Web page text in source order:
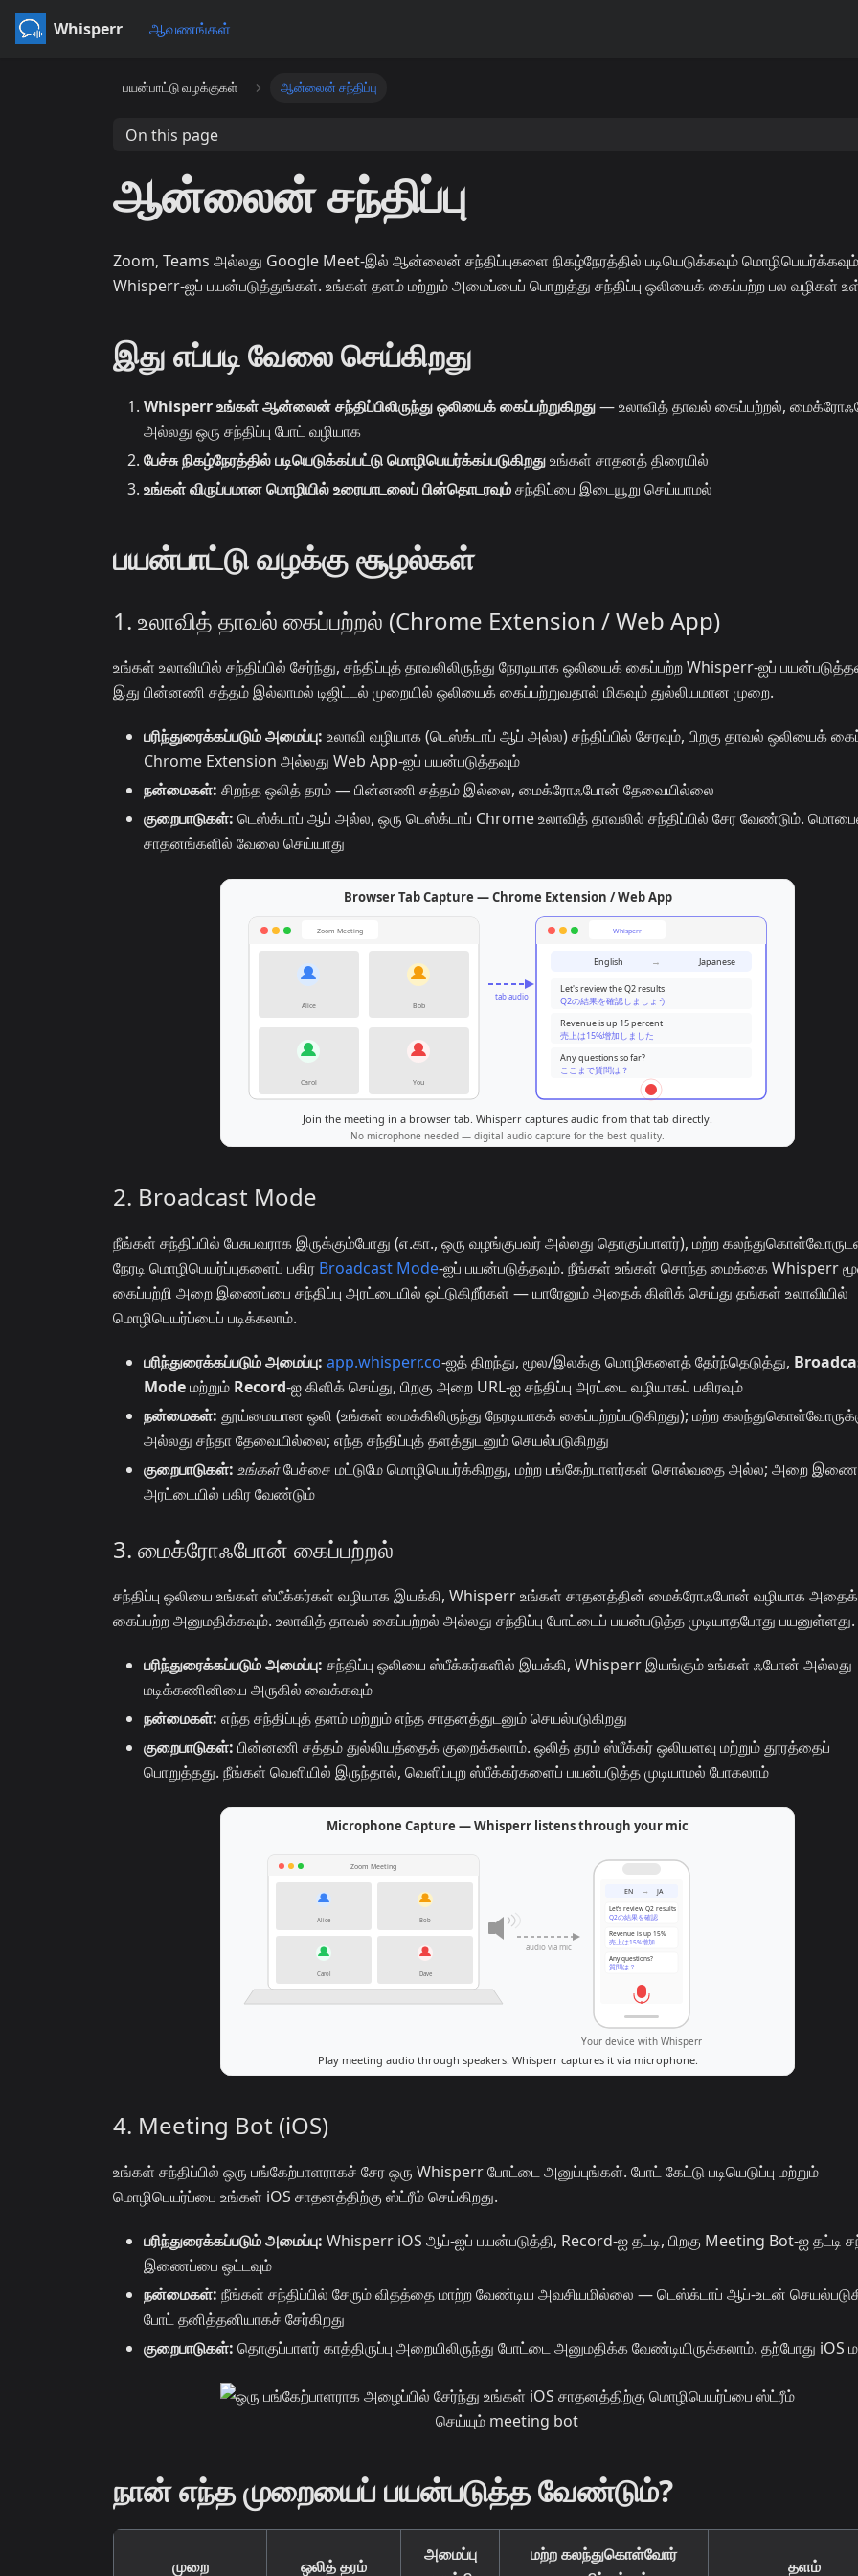
Whisperr ஆவணங்கள்
பயன்பாட்டு வழக்குகள் ஆன்லைன் சந்திப்பு
On this page
ஆன்லைன் சந்திப்பு
Zoom, Teams அல்லது Google Meet-இல் ஆன்லைன் சந்திப்புகளை நிகழ்நேரத்தில் படியெடுக்கவும் மொழிபெயர்க்கவும்
Whisperr-ஐப் பயன்படுத்துங்கள். உங்கள் தளம் மற்றும் அமைப்பைப் பொறுத்து சந்திப்பு ஒலியைக் கைப்பற்ற பல வழிகள்
இது எப்படி வேலை செய்கிறது
Whisperr உங்கள் ஆன்லைன் சந்திப்பிலிருந்து ஒலியைக் கைப்பற்றுகிறது— உலாவித் தாவல் கைப்பற்றல்,
அல்லது ஒரு சந்திப்பு போட் வழியாக
பேச்சு நிகழ்நேரத்தில் படியெடுக்கப்பட்டு மொழிபெயர்க்கப்படுகிறதுஉங்கள் சாதனத் திரையில்
உங்கள் விருப்பமான மொழியில் உரையாடலைப் பின்தொடரவும்சந்திப்பை இடையூறு செய்யாமல்
பயன்பாட்டு வழக்கு சூழல்கள்
1. உலாவித் தாவல் கைப்பற்றல் (Chrome Extension / Web App)
உங்கள் உலாவியில் சந்திப்பில் சேர்ந்து, சந்திப்புத் தாவலிலிருந்து நேரடியாக ஒலியைக் கைப்பற்ற Whisperr-ஐப்
இது பின்னணி சத்தம் இல்லாமல் டிஜிட்டல் முறையில் ஒலியைக் கைப்பற்றுவதால் மிகவும் துல்லியமான முறை.
பரிந்துரைக்கப்படும் அமைப்பு: உலாவி வழியாக (டெஸ்க்டாப் ஆப் அல்ல) சந்திப்பில் சேரவும், பிறகு தாவல் ஒலியைக்
Chrome Extension அல்லது Web App-ஐப் பயன்படுத்தவும்
நன்மைகள்: சிறந்த ஒலித் தரம் — பின்னணி சத்தம் இல்லை, மைக்ரோஃபோன் தேவையில்லை
குறைபாடுகள்: டெஸ்க்டாப் ஆப் அல்ல, ஒரு டெஸ்க்டாப் Chrome உலாவித் தாவலில் சந்திப்பில் சேர வேண்டும்.
சாதனங்களில் வேலை செய்யாது
2. Broadcast Mode
நீங்கள் சந்திப்பில் பேசுபவராக இருக்கும்போது (எ.கா., ஒரு வழங்குபவர் அல்லது தொகுப்பாளர்), மற்ற
நேரடி மொழிபெயர்ப்புகளைப் பகிர Broadcast Mode-ஐப் பயன்படுத்தவும். நீங்கள் உங்கள் சொந்த மைக்கை Whisperr
கைப்பற்றி அறை இணைப்பை சந்திப்பு அரட்டையில் ஒட்டுகிறீர்கள் — யாரேனும் அதைக் கிளிக் செய்து தங்கள் உலாவியில்
மொழிபெயர்ப்பைப் படிக்கலாம்.
பரிந்துரைக்கப்படும் அமைப்பு: app.whisperr.co-ஐத் திறந்து, மூல/இலக்கு மொழிகளைத் தேர்ந்தெடுத்து,
Modeமற்றும் Record-ஐ கிளிக் செய்து, பிறகு அறை URL-ஐ சந்திப்பு அரட்டை வழியாகப் பகிரவும்
நன்மைகள்: தூய்மையான ஒலி (உங்கள் மைக்கிலிருந்து நேரடியாகக் கைப்பற்றப்படுகிறது); மற்ற
அல்லது சந்தா தேவையில்லை; எந்த சந்திப்புத் தளத்துடனும் செயல்படுகிறது
குறைபாடுகள்: உங்கள்பேச்சை மட்டுமே மொழிபெயர்க்கிறது, மற்ற பங்கேற்பாளர்கள் சொல்வதை அல்ல; அறை
அரட்டையில் பகிர வேண்டும்
3. மைக்ரோஃபோன் கைப்பற்றல்
சந்திப்பு ஒலியை உங்கள் ஸ்பீக்கர்கள் வழியாக இயக்கி, Whisperr உங்கள் சாதனத்தின் மைக்ரோஃபோன் வழியாக அதைக்
கைப்பற்ற அனுமதிக்கவும். உலாவித் தாவல் கைப்பற்றல் அல்லது சந்திப்பு போட்டைப் பயன்படுத்த முடியாதபோது பயனுள்ளது.
பரிந்துரைக்கப்படும் அமைப்பு: சந்திப்பு ஒலியை ஸ்பீக்கர்களில் இயக்கி, Whisperr இயங்கும் உங்கள் ஃபோன் அல்லது
மடிக்கணினியை அருகில் வைக்கவும்
நன்மைகள்: எந்த சந்திப்புத் தளம் மற்றும் எந்த சாதனத்துடனும் செயல்படுகிறது
குறைபாடுகள்: பின்னணி சத்தம் துல்லியத்தைக் குறைக்கலாம். ஒலித் தரம் ஸ்பீக்கர் ஒலியளவு மற்றும் தூரத்தைப்
பொறுத்தது. நீங்கள் வெளியில் இருந்தால், வெளிப்புற ஸ்பீக்கர்களைப் பயன்படுத்த முடியாமல் போகலாம்
4. Meeting Bot (iOS)
உங்கள் சந்திப்பில் ஒரு பங்கேற்பாளராகச் சேர ஒரு Whisperr போட்டை அனுப்புங்கள். போட் கேட்டு படியெடுப்பு மற்றும்
மொழிபெயர்ப்பை உங்கள் iOS சாதனத்திற்கு ஸ்ட்ரீம் செய்கிறது.
பரிந்துரைக்கப்படும் அமைப்பு: Whisperr iOS ஆப்-ஐப் பயன்படுத்தி, Record-ஐ தட்டி, பிறகு Meeting Bot-ஐ தட்டி
இணைப்பை ஒட்டவும்
நன்மைகள்: நீங்கள் சந்திப்பில் சேரும் விதத்தை மாற்ற வேண்டிய அவசியமில்லை — டெஸ்க்டாப் ஆப்-உடன்
போட் தனித்தனியாகச் சேர்கிறது
குறைபாடுகள்: தொகுப்பாளர் காத்திருப்பு அறையிலிருந்து போட்டை அனுமதிக்க வேண்டியிருக்கலாம். தற்போது iOS
நான் எந்த முறையைப் பயன்படுத்த வேண்டும்?
முறை ஒலித் தரம்
அமைப்பு
மற்ற கலந்துகொள்வோர்
தளம்